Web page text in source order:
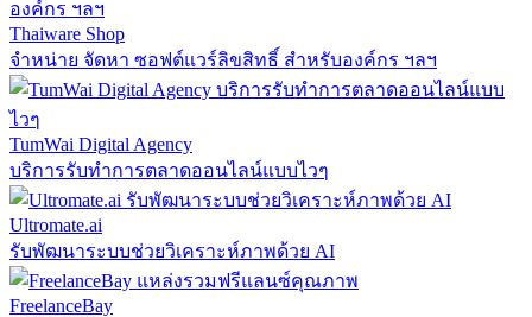
Thaiware Shop
จำหน่าย จัดหา ซอฟต์แวร์ลิขสิทธิ์ สำหรับองค์กร ฯลฯ
TumWai Digital Agency
บริการรับทำการตลาดออนไลน์แบบไวๆ
Ultromate.ai
รับพัฒนาระบบช่วยวิเคราะห์ภาพด้วย AI
FreelanceBay